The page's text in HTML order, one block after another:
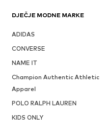
DJEČJE MODNE MARKE
ADIDAS
CONVERSE
NAME IT
Champion Authentic Athletic
Apparel
POLO RALPH LAUREN
KIDS ONLY